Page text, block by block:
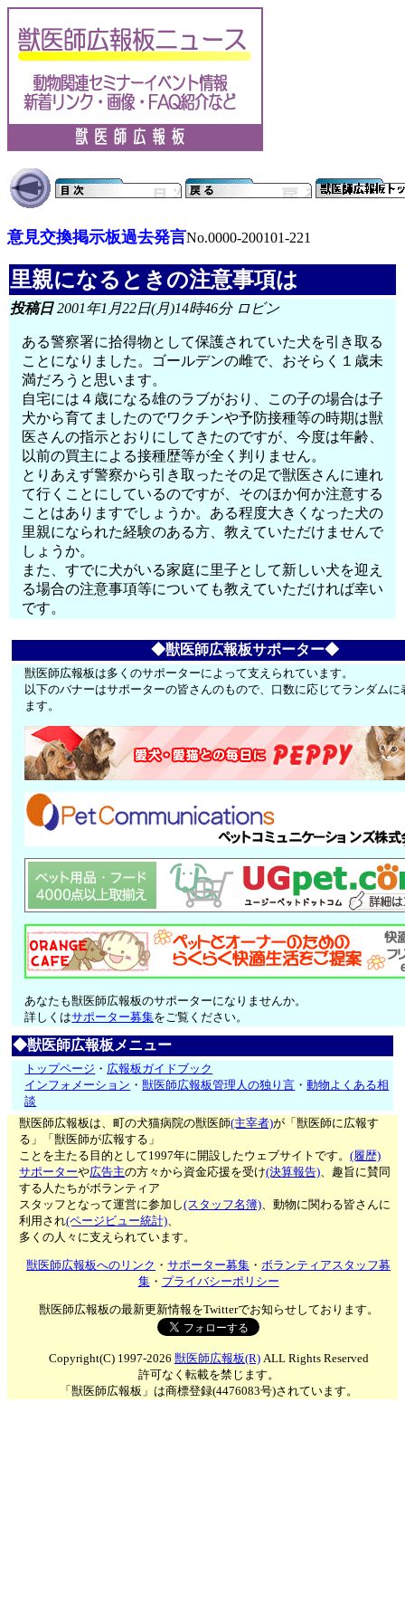
意見交換掲示板過去発言No.0000-200101-221
里親になるときの注意事項は
投稿日2001年1月22日(月)14時46分 ロビン
ある警察署に拾得物として保護されていた犬を引き取る
ことになりました。ゴールデンの雌で、おそらく１歳未
満だろうと思います。
自宅には４歳になる雄のラブがおり、この子の場合は子
犬から育てましたのでワクチンや予防接種等の時期は獣
医さんの指示とおりにしてきたのですが、今度は年齢、
以前の買主による接種歴等が全く判りません。
とりあえず警察から引き取ったその足で獣医さんに連れ
て行くことにしているのですが、そのほか何か注意する
ことはありますでしょうか。ある程度大きくなった犬の
里親になられた経験のある方、教えていただけませんで
しょうか。
また、すでに犬がいる家庭に里子として新しい犬を迎え
る場合の注意事項等についても教えていただければ幸い
です。
◆獣医師広報板サポーター◆
獣医師広報板は多くのサポーターによって支えられています。
以下のバナーはサポーターの皆さんのもので、口数に応じてランダムに
ます。
あなたも獣医師広報板のサポーターになりませんか。
詳しくはサポーター募集をご覧ください。
◆獣医師広報板メニュー
トップページ ・ 広報板ガイドブック
インフォメーション ・獣医師広報板管理人の独り言 ・動物よくある相
談
獣医師広報板は、町の犬猫病院の獣医師(主宰者)が「獣医師に広報す
る」「獣医師が広報する」
ことを主たる目的として1997年に開設したウェブサイトです。(履歴)
サポーターや広告主の方々から資金応援を受け(決算報告)、趣旨に賛同
する人たちがボランティア
スタッフとなって運営に参加し(スタッフ名簿)、動物に関わる皆さんに
利用され(ページビュー統計)、
多くの人々に支えられています。
獣医師広報板へのリンク ・サポーター募集 ・ボランティアスタッフ募
集・ プライバシーポリシー
獣医師広報板の最新更新情報をTwitterでお知らせしております。
Copyright(C) 1997-2026 獣医師広報板(R)ALL Rights Reserved
許可なく転載を禁じます。
「獣医師広報板」は商標登録(4476083号)されています。